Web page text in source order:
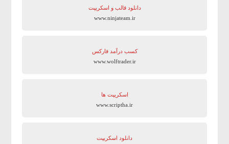
دانلود قالب و اسکریپت
www.ninjateam.ir
کسب درآمد فارکس
www.wolftrader.ir
اسکریپت ها
www.scriptha.ir
دانلود اسکریپت